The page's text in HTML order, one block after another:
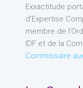
Exxactitude
d’Expertise
membre de
IDF et de la
Commissaire